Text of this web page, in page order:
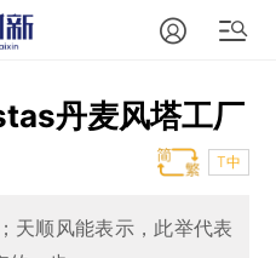
丹麦风塔工厂
T中
天顺风能表示，此举代表